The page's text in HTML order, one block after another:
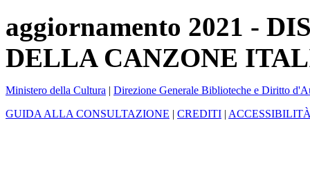
aggiornamento 2021 -
DELLA CANZONE
Ministero della Cultura | Direzione Generale Biblioteche e Diritto
GUIDA ALLA CONSULTAZIONE | CREDITI |